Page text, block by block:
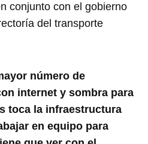
conjunto con el gobierno
del transporte
número de
internet y sombra para
toca la infraestructura
en equipo para